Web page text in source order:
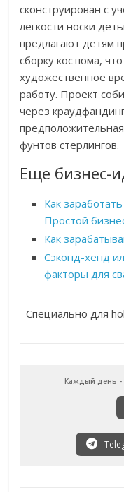
сконструирован с
легкости носки
предлагают детям
сборку костюма,
художественное
работу. Проект
через
фунтов стерлингов.
Еще бизнес-
Как
Простой
Как
Сэконд-хенд
факторы для
Специально для
Каждый день -